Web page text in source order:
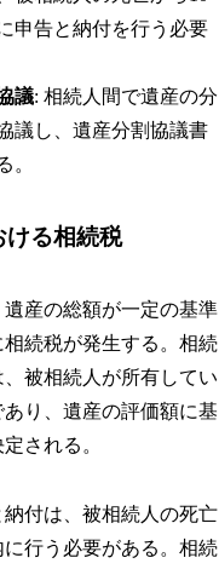
申告と納付を行う必要
議: 相続人間で遺産の分
議し、遺産分割協議書
。
ける相続税
産の総額が一定の基準
相続税が発生する。相続
被相続人が所有してい
り、遺産の評価額に基
される。
付は、被相続人の死亡
行う必要がある。相続